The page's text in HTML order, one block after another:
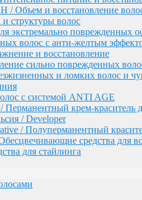
Красители
PERMANENT /
DEMI-PERMANENT /
SUPER-LIGHTENING /
Крем-окислитель
/ Обесцвечивающий
/ Уход
/ Для объема волос
восстановления волос
/ Объем и восстановление
структуры волос
экстремально поврежденных
волос с анти-желтым
и восстановление
сильно поврежденных
и ломких волос и
с системой ANTI AGE
крем-краситель
/ Developer
/ Полуперманентный
средства для
для стайлинга